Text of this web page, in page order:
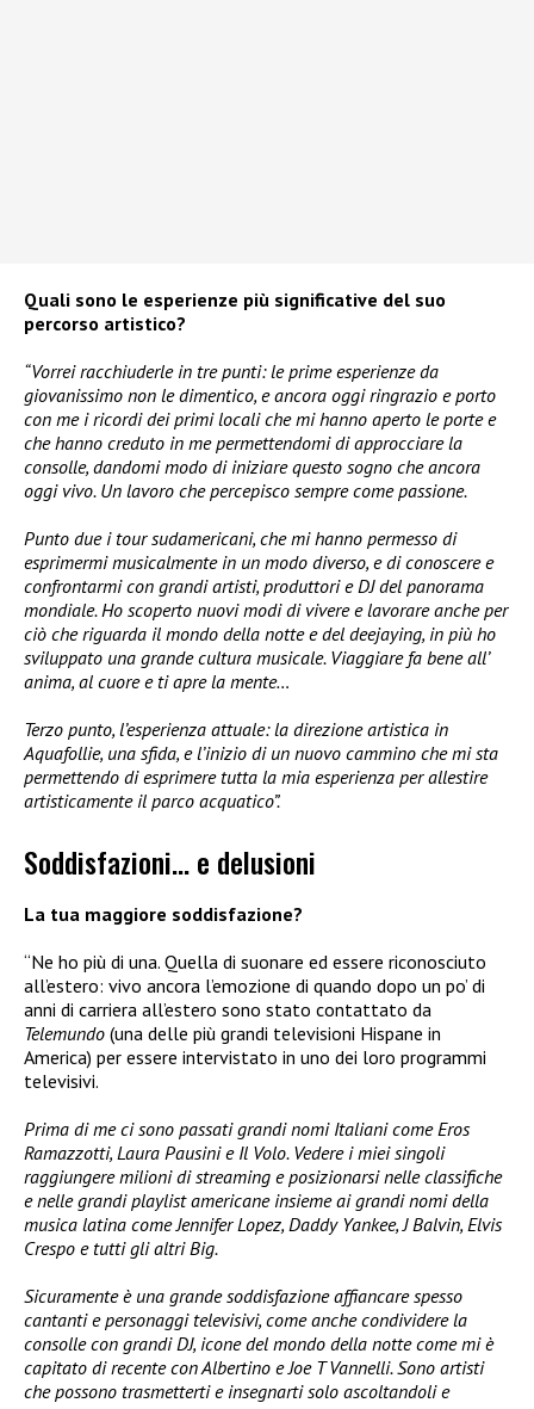
Quali sono le esperienze più significative del suo
percorso artistico?
“Vorrei racchiuderle in tre punti: le prime esperienze da
giovanissimo non le dimentico, e ancora oggi ringrazio e porto
con me i ricordi dei primi locali che mi hanno aperto le porte e
che hanno creduto in me permettendomi di approcciare la
consolle, dandomi modo di iniziare questo sogno che ancora
oggi vivo. Un lavoro che percepisco sempre come passione.
Punto due i tour sudamericani, che mi hanno permesso di
esprimermi musicalmente in un modo diverso, e di conoscere e
confrontarmi con grandi artisti, produttori e DJ del panorama
mondiale. Ho scoperto nuovi modi di vivere e lavorare anche per
ciò che riguarda il mondo della notte e del deejaying, in più ho
sviluppato una grande cultura musicale. Viaggiare fa bene all’
anima, al cuore e ti apre la mente…
Terzo punto, l’esperienza attuale: la direzione artistica in
Aquafollie, una sfida, e l’inizio di un nuovo cammino che mi sta
permettendo di esprimere tutta la mia esperienza per allestire
artisticamente il parco acquatico”.
Soddisfazioni… e delusioni
La tua maggiore soddisfazione?
“Ne ho più di una. Quella di suonare ed essere riconosciuto
all’estero: vivo ancora l’emozione di quando dopo un po’ di
anni di carriera all’estero sono stato contattato da
Telemundo (una delle più grandi televisioni Hispane in
America) per essere intervistato in uno dei loro programmi
televisivi.
Prima di me ci sono passati grandi nomi Italiani come Eros
Ramazzotti, Laura Pausini e Il Volo. Vedere i miei singoli
raggiungere milioni di streaming e posizionarsi nelle classifiche
e nelle grandi playlist americane insieme ai grandi nomi della
musica latina come Jennifer Lopez, Daddy Yankee, J Balvin, Elvis
Crespo e tutti gli altri Big.
Sicuramente è una grande soddisfazione affiancare spesso
cantanti e personaggi televisivi, come anche condividere la
consolle con grandi DJ, icone del mondo della notte come mi è
capitato di recente con Albertino e Joe T Vannelli. Sono artisti
che possono trasmetterti e insegnarti solo ascoltandoli e